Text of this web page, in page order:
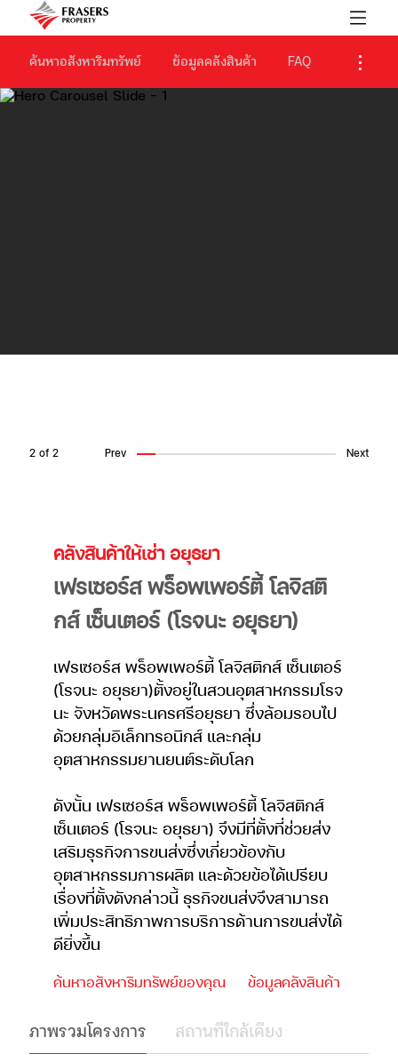
ค้นหาอสังหาริมทรัพย์ ข้อมูลคลังสินค้า FAQ
2of 2 Prev Next
คลังสินค้าให้เช่า อยุธยา
เฟรเซอร์ส พร็อพเพอร์ตี้ โลจิสติ
กส์ เซ็นเตอร์ (โรจนะ อยุธยา)
เฟรเซอร์ส พร็อพเพอร์ตี้ โลจิสติกส์ เซ็นเตอร์
(โรจนะ อยุธยา)ตั้งอยู่ในสวนอุตสาหกรรมโรจ
นะ จังหวัดพระนครศรีอยุธยา ซึ่งล้อมรอบไป
ด้วยกลุ่มอิเล็กทรอนิกส์ และกลุ่ม
อุตสาหกรรมยานยนต์ระดับโลก
ดังนั้น เฟรเซอร์ส พร็อพเพอร์ตี้ โลจิสติกส์
เซ็นเตอร์ (โรจนะ อยุธยา) จึงมีที่ตั้งที่ช่วยส่ง
เสริมธุรกิจการขนส่งซึ่งเกี่ยวข้องกับ
อุตสาหกรรมการผลิต และด้วยข้อได้เปรียบ
เรื่องที่ตั้งดังกล่าวนี้ ธุรกิจขนส่งจึงสามารถ
เพิ่มประสิทธิภาพการบริการด้านการขนส่งได้
ดียิ่งขึ้น
ค้นหาอสังหาริมทรัพย์ของคุณ ข้อมูลคลังสินค้า
ภาพรวมโครงการ สถานที่ใกล้เคียง